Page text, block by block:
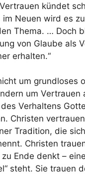
kündet
Neuen wird es
Thema. … Doch
von Glaube als
erhalten.“
um grundloses
um Vertrauen
Verhaltens
Christen
Tradition, die
Christen
Ende denkt –
steht. Sie trauen